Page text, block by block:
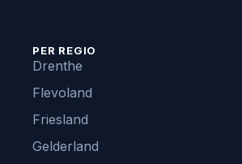
PER REGIO
Drenthe
Flevoland
Friesland
Gelderland